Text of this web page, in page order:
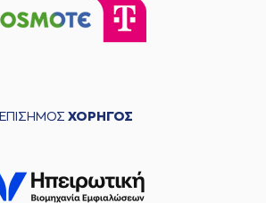
ΕΠΙΣΗΜΟΣ ΧΟΡΗΓΟΣ